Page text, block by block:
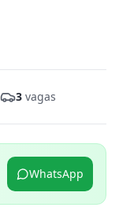
3 vagas
WhatsApp